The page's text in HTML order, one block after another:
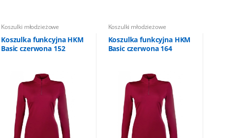
Koszulki młodzieżowe
Koszulka funkcyjna HKM
Basic czerwona 152
Koszulki młodzieżowe
Koszulka funkcyjna HKM
Basic czerwona 164